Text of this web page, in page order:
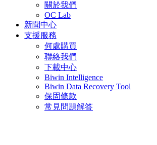
關於我們
OC Lab
新聞中心
支援服務
何處購買
聯絡我們
下載中心
Biwin Intelligence
Biwin Data Recovery Tool
保固條款
常見問題解答